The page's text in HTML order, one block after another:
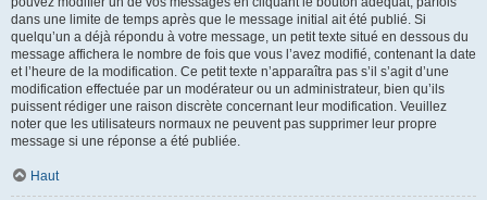
dans une limite de temps après que le message initial ait été publié. Si
quelqu’un a déjà répondu à votre message, un petit texte situé en dessous du
message affichera le nombre de fois que vous l’avez modifié, contenant la date
et l’heure de la modification. Ce petit texte n’apparaîtra pas s’il s’agit d’une
modification effectuée par un modérateur ou un administrateur, bien qu’ils
puissent rédiger une raison discrète concernant leur modification. Veuillez
noter que les utilisateurs normaux ne peuvent pas supprimer leur propre
message si une réponse a été publiée.
Haut